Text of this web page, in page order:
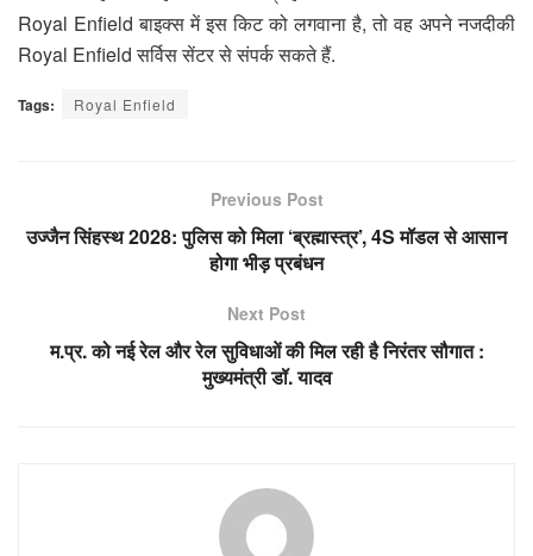
Royal Enfield बाइक्स में इस किट को लगवाना है, तो वह अपने नजदीकी
Royal Enfield सर्विस सेंटर से संपर्क सकते हैं.
Tags: Royal Enfield
Previous Post
उज्जैन सिंहस्थ 2028: पुलिस को मिला ‘ब्रह्मास्त्र’, 4S मॉडल से आसान
होगा भीड़ प्रबंधन
Next Post
म.प्र. को नई रेल और रेल सुविधाओं की मिल रही है निरंतर सौगात :
मुख्यमंत्री डॉ. यादव